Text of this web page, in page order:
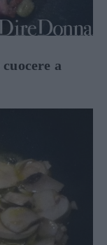
cuocere a